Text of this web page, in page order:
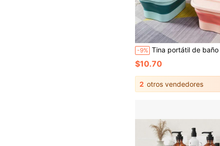
-9% Tina portátil de baño de pies con aislamiento grueso para el hogar, puede sumergir hasta por encima
$10.70
2 otros vendedores